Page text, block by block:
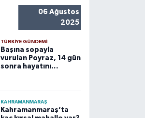
06 Ağustos
2025
TÜRKIYE GÜNDEMI
Başına sopayla
vurulan Poyraz, 14 gün
sonra hayatını
KAHRAMANMARAŞ
Kahramanmaraş’ta